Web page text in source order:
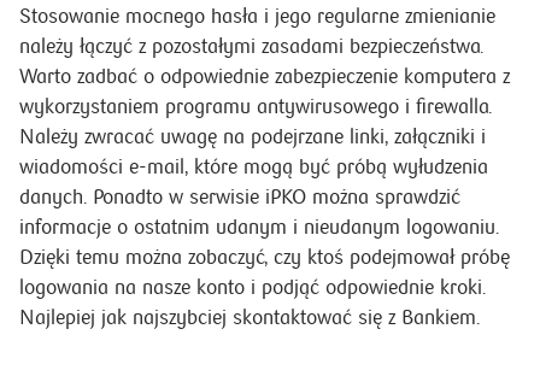
Stosowanie mocnego hasła i jego regularne zmienianie
należy łączyć z pozostałymi zasadami bezpieczeństwa.
Warto zadbać o odpowiednie zabezpieczenie komputera z
wykorzystaniem programu antywirusowego i firewalla.
Należy zwracać uwagę na podejrzane linki, załączniki i
wiadomości e-mail, które mogą być próbą wyłudzenia
danych. Ponadto w serwisie iPKO można sprawdzić
informacje o ostatnim udanym i nieudanym logowaniu.
Dzięki temu można zobaczyć, czy ktoś podejmował próbę
logowania na nasze konto i podjąć odpowiednie kroki.
Najlepiej jak najszybciej skontaktować się z Bankiem.